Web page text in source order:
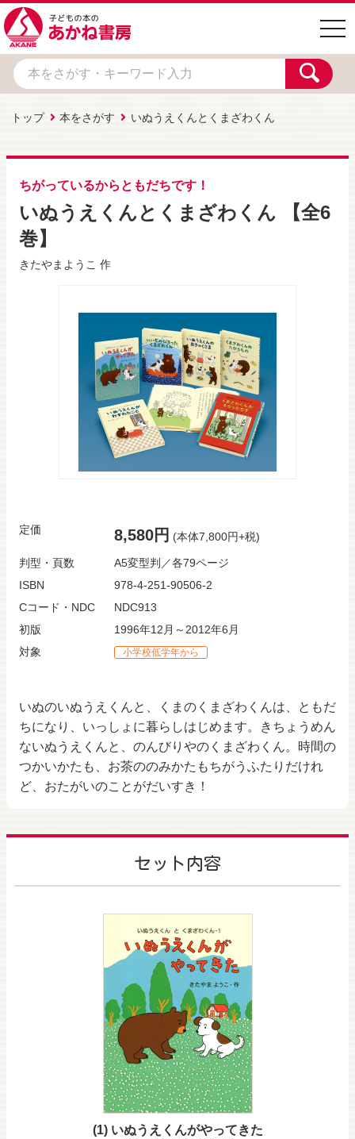
トップ 本をさがす いぬうえくんとくまざわくん
ちがっているからともだちです！
いぬうえくんとくまざわくん 【全6
巻】
きたやまようこ 作
いぬのいぬうえくんと、くまのくまざわくんは、ともだ
ちになり、いっしょに暮らしはじめます。きちょうめん
ないぬうえくんと、のんびりやのくまざわくん。時間の
つかいかたも、お茶ののみかたもちがうふたりだけれ
ど、おたがいのことがだいすき！
定価 8,580円 (本体7,800円+税)
判型・頁数
A5変型判／各79ページ
ISBN
978-4-251-90506-2
Cコード・NDC
NDC913
初版
1996年12月～2012年6月
対象
小学校低学年から
セット内容
1 いぬうえくんがやってきた